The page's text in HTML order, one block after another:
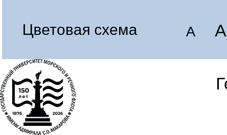
Цветовая схема A A